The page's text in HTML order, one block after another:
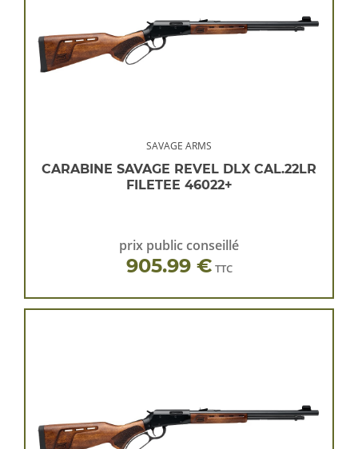
SAVAGE ARMS
CARABINE SAVAGE REVEL DLX CAL.22LR
FILETEE 46022+
prix public conseillé
905.99 € TTC